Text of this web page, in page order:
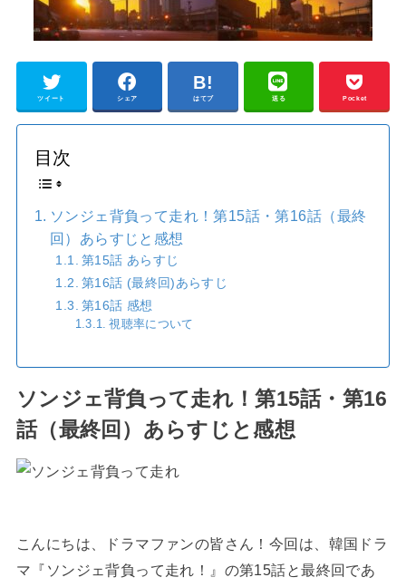
ツイート シェア はてブ 送る Pocket
目次
ソンジェ背負って走れ！第15話・第16話（最終
回）あらすじと感想
第15話 あらすじ
第16話 (最終回)あらすじ
第16話 感想
視聴率について
ソンジェ背負って走れ！第15話・第16
話（最終回）あらすじと感想
こんにちは、ドラマファンの皆さん！今回は、韓国ドラ
マ『ソンジェ背負って走れ！』の第15話と最終回であ